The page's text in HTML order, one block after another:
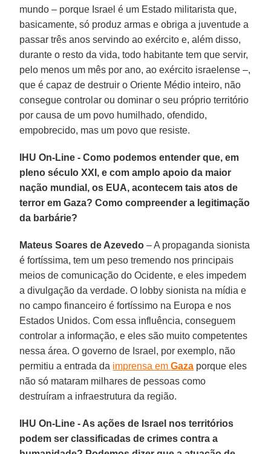
mundo – porque Israel é um Estado militarista que,
basicamente, só produz armas e obriga a juventude a
passar três anos servindo ao exército e, além disso,
durante o resto da vida, todo habitante tem que servir,
pelo menos um mês por ano, ao exército israelense –,
que é capaz de destruir o Oriente Médio inteiro, não
consegue controlar ou dominar o seu próprio território
por causa de um povo humilhado, ofendido,
empobrecido, mas um povo que resiste.
IHU On-Line - Como podemos entender que, em
pleno século XXI, e com amplo apoio da maior
nação mundial, os EUA, acontecem tais atos de
terror em Gaza? Como compreender a legitimação
da barbárie?
Mateus Soares de Azevedo – A propaganda sionista
é fortíssima, tem um peso tremendo nos principais
meios de comunicação do Ocidente, e eles impedem
a divulgação da verdade. O lobby sionista na mídia e
no campo financeiro é fortíssimo na Europa e nos
Estados Unidos. Com essa influência, conseguem
controlar a informação, e eles são muito competentes
nessa área. O governo de Israel, por exemplo, não
permitiu a entrada da imprensa emGaza porque eles
não só mataram milhares de pessoas como
destruíram a infraestrutura da região.
IHU On-Line - As ações de Israel nos territórios
podem ser classificadas de crimes contra a